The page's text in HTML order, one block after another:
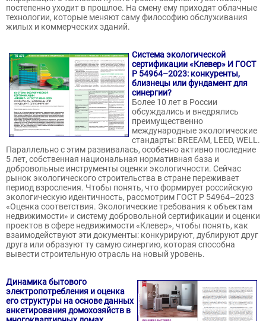
постепенно уходит в прошлое. На смену ему приходят облачные
технологии, которые меняют саму философию обслуживания
жилых и коммерческих зданий.
Система экологической
сертификации «Клевер» И ГОСТ
Р 54964–2023: конкуренты,
близнецы или фундамент для
синергии?
Более 10 лет в России
обсуждались и внедрялись
преимущественно
международные экологические
стандарты: BREEAM, LEED, WELL.
Параллельно с этим развивалась, особенно активно последние
5 лет, собственная национальная нормативная база и
добровольные инструменты оценки экологичности. Сейчас
рынок экологического строительства в стране переживает
период взросления. Чтобы понять, что формирует российскую
экологическую идентичность, рассмотрим ГОСТ Р 54964–2023
«Оценка соответствия. Экологические требования к объектам
недвижимости» и систему добровольной сертификации и оценки
проектов в сфере недвижимости «Клевер», чтобы понять, как
взаимодействуют эти документы: конкурируют, дублируют друг
друга или образуют ту самую синергию, которая способна
вывести строительную отрасль на новый уровень.
Динамика бытового
электропотребления и оценка
его структуры на основе данных
анкетирования домохозяйств в